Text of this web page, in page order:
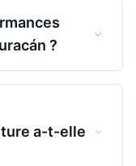
?
a-t-elle